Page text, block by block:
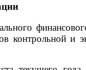
и